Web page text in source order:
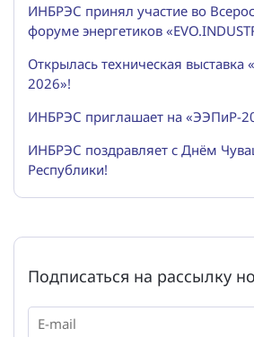
ИНБРЭС принял участие во
форуме энергетиков
Открылась техническая выставка
2026»!
ИНБРЭС приглашает на «ЭЭПиР-
ИНБРЭС поздравляет с Днём
Республики!
Подписаться на рассылку